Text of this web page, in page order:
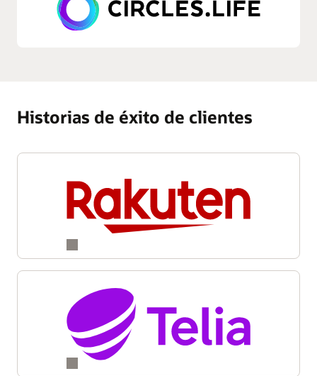
Historias de éxito de clientes